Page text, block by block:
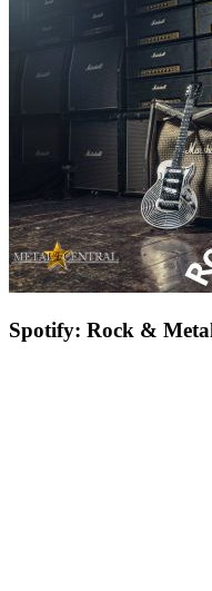
Spotify: Rock &